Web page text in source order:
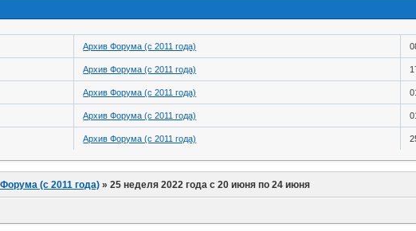
Архив Форума (с 2011 года)
Архив Форума (с 2011 года)
Архив Форума (с 2011 года)
Архив Форума (с 2011 года)
Архив Форума (с 2011 года)
(с 2011 года) »25 неделя 2022 года с 20 июня по 24 июня